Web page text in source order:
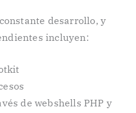
desarrollo, y
incluyen:
de webshells PHP y